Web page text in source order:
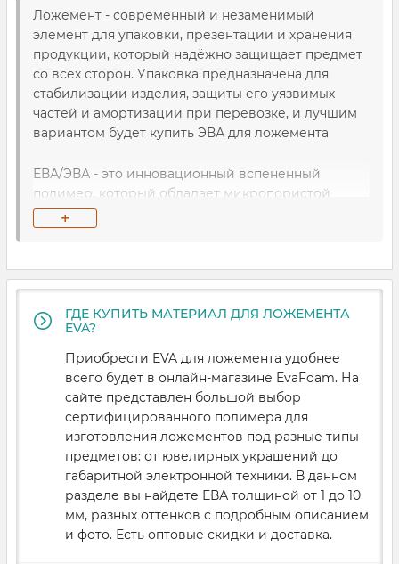
Ложемент - современный и незаменимый
элемент для упаковки, презентации и хранения
продукции, который надёжно защищает предмет
со всех сторон. Упаковка предназначена для
стабилизации изделия, защиты его уязвимых
частей и амортизации при перевозке, и лучшим
вариантом будет купить ЭВА для ложемента
ЕВА/ЭВА - это инновационный вспененный
полимер, который обладает микропористой
структурой с закрытыми ячейками. Его получают
путём химического соединения этилена и
В интернет-магазине EvaFoam можно приобрести
EVA высокого качества для изготовления
надёжных защитных подложек и красивой
упаковки для товаров.
ЕВА - идеальное решение для
изготовления ложементов
Благодаря химической инертности, мягкости и
прочности ЭВА станет отличным местом для
хранения бьющихся и хрупких предметов. Такой
ложемент популярен в использовании для
упаковки, хранения и транспортировки
косметической продукции, оптики, электроники
+
ГДЕ КУПИТЬ МАТЕРИАЛ ДЛЯ ЛОЖЕМЕНТА
EVA?
Приобрести EVA для ложемента удобнее
всего будет в онлайн-магазине EvaFoam. На
сайте представлен большой выбор
сертифицированного полимера для
изготовления ложементов под разные типы
предметов: от ювелирных украшений до
габаритной электронной техники. В данном
разделе вы найдете ЕВА толщиной от 1 до 10
мм, разных оттенков с подробным описанием
и фото. Есть оптовые скидки и доставка.